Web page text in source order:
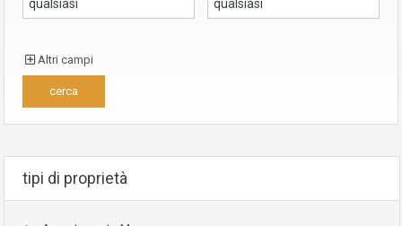
Altri campi
tipi di proprietà